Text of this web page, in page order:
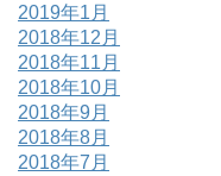
2019年1月
2018年12月
2018年11月
2018年10月
2018年9月
2018年8月
2018年7月